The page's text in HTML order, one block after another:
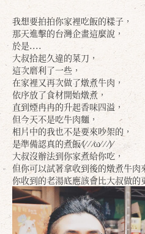
我想要拍拍你家裡吃飯的樣子，
那天進擊的台灣企畫這麼說，
於是....
大叔拾起久違的菜刀，
這次磨利了一些，
在家裡又再次做了燉煮牛肉，
依序放了食材開始燉煮，
直到煙冉冉的升起香味四溢，
但今天不是吃牛肉麵，
相片中的我也不是要來吵架的，
是準備認真的煮飯⁄(⁄ ⁄ ⁄ω⁄ ⁄ ⁄)⁄
大叔沒辦法到你家煮給你吃，
但你可以試著拿收到後的燉煮牛肉
你收到的老湯底應該會比大叔做的